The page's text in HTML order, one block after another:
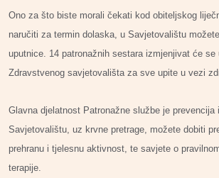
Ono za što biste morali čekati kod obiteljskog
naručiti za termin dolaska, u Savjetovalištu
uputnice. 14 patronažnih sestara izmjenjivat će se
Zdravstvenog savjetovališta za sve upite u vezi
Glavna djelatnost Patronažne službe je
Savjetovalištu, uz krvne pretrage, možete dobiti
prehranu i tjelesnu aktivnost, te savjete o
terapije.